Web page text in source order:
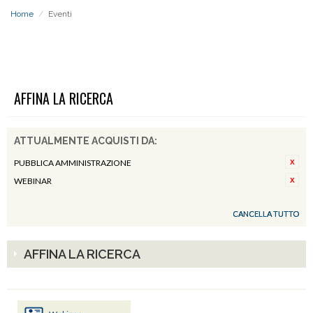
Home / Eventi
AFFINA LA RICERCA
ATTUALMENTE ACQUISTI DA:
PUBBLICA AMMINISTRAZIONE
WEBINAR
CANCELLA TUTTO
AFFINA LA RICERCA